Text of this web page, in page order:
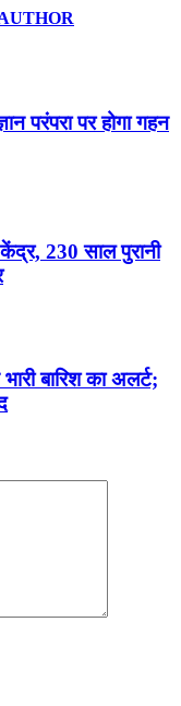
परंपरा पर होगा गहन
230 साल पुरानी
बारिश का अलर्ट;